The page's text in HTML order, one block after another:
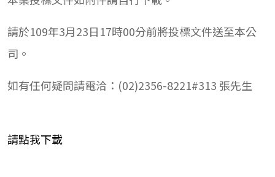
請於109年3月23日17時00分前將投標文件送至本公
司。
如有任何疑問請電洽：(02)2356-8221#313 張先生
請點我下載